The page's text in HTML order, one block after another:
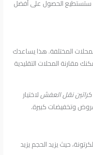
ستستطيع الحصول على أفضل
المختلفة. هذا يساعدك
مقارنة المحلات التقليدية
كراتين نقل العفشلاختيار
عروض وتخفيضات كبيرة.
حيث يزيد الحجم يزيد